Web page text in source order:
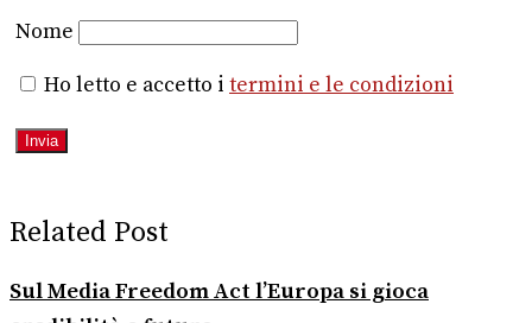
Nome
Ho letto e accetto i termini e le condizioni
Related Post
Sul Media Freedom Act l’Europa si gioca